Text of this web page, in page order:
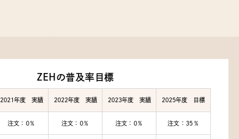
ZEHの普及率目標
2021年度 実績 2022年度 実績 2023年度 実績 2025年度 目標
注文：0％ 注文：0％ 注文：0％ 注文：35％